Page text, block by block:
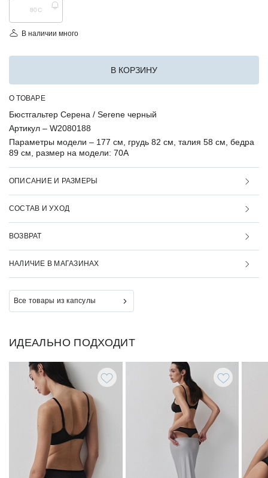
80C
В наличии много
В КОРЗИНУ
О ТОВАРЕ
Бюстгальтер Серена / Serene черный
Артикул – W2080188
Параметры модели – 177 см, грудь 82 см, талия 58 см, бедра
89 см, размер на модели: 70A
ОПИСАНИЕ И РАЗМЕРЫ
СОСТАВ И УХОД
ВОЗВРАТ
НАЛИЧИЕ В МАГАЗИНАХ
Все товары из капсулы
ИДЕАЛЬНО ПОДХОДИТ